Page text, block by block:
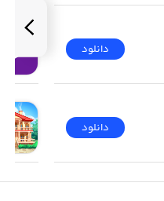
دانلود
دانلود